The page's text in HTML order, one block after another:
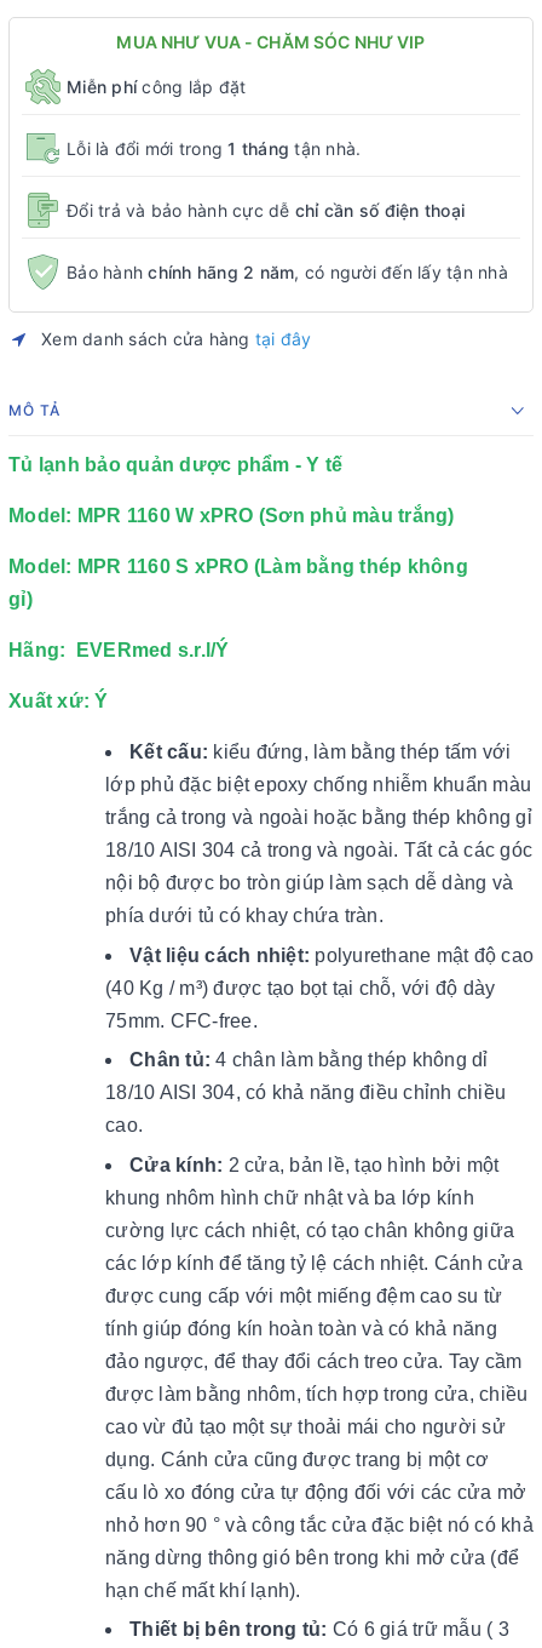
MUA NHƯ VUA - CHĂM SÓC NHƯ VIP
Miễn phícông lắp đặt
Lỗi là đổi mới trong1 tháng tận nhà.
Đổi trả và bảo hành cực dễ chỉ cần số điện thoại
Bảo hànhchính hãng 2 năm, có người đến lấy tận nhà
Xem danh sách cửa hàng tại đây
MÔ TẢ
Tủ lạnh bảo quản dược phẩm - Y tế
Model: MPR 1160 W xPRO (Sơn phủ màu trắng)
Model: MPR 1160 S xPRO (Làm bằng thép không
gỉ)
Hãng: EVERmed s.r.l/Ý
Xuất xứ: Ý
Kết cấu: kiểu đứng, làm bằng thép tấm với
lớp phủ đặc biệt epoxy chống nhiễm khuẩn màu
trắng cả trong và ngoài hoặc bằng thép không gỉ
18/10 AISI 304 cả trong và ngoài. Tất cả các góc
nội bộ được bo tròn giúp làm sạch dễ dàng và
phía dưới tủ có khay chứa tràn.
Vật liệu cách nhiệt: polyurethane mật độ cao
(40 Kg / m³) được tạo bọt tại chỗ, với độ dày
75mm. CFC-free.
Chân tủ: 4 chân làm bằng thép không dỉ
18/10 AISI 304, có khả năng điều chỉnh chiều
cao.
Cửa kính: 2 cửa, bản lề, tạo hình bởi một
khung nhôm hình chữ nhật và ba lớp kính
cường lực cách nhiệt, có tạo chân không giữa
các lớp kính để tăng tỷ lệ cách nhiệt. Cánh cửa
được cung cấp với một miếng đệm cao su từ
tính giúp đóng kín hoàn toàn và có khả năng
đảo ngược, để thay đổi cách treo cửa. Tay cầm
được làm bằng nhôm, tích hợp trong cửa, chiều
cao vừ đủ tạo một sự thoải mái cho người sử
dụng. Cánh cửa cũng được trang bị một cơ
cấu lò xo đóng cửa tự động đối với các cửa mở
nhỏ hơn 90 ° và công tắc cửa đặc biệt nó có khả
năng dừng thông gió bên trong khi mở cửa (để
hạn chế mất khí lạnh).
Thiết bị bên trong tủ: Có 6 giá trữ mẫu ( 3